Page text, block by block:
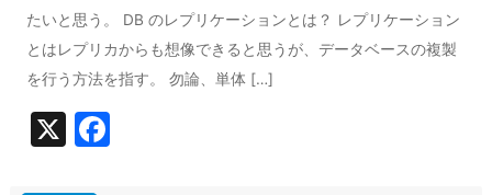
たいと思う。 DB のレプリケーションとは？ レプリケーション
とはレプリカからも想像できると思うが、データベースの複製
を行う方法を指す。 勿論、単体 […]
X F